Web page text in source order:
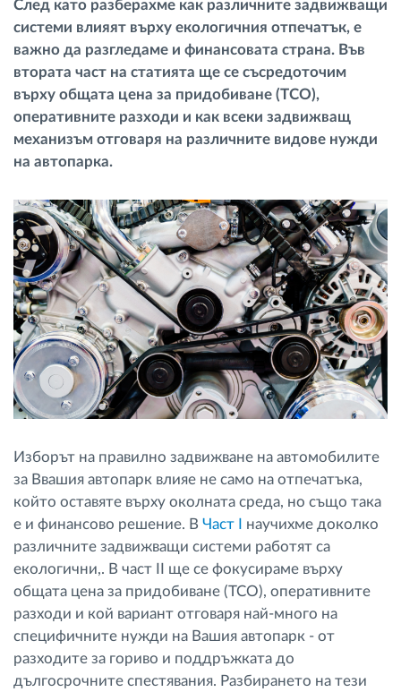
Планиране на маршрути и мониторинг
Автоматична идентификация на шофьора
Разберете за всички функционалности
Как отговаряме на нуждите на всяка
флота
Калкулатор за спестявания
След като разберахме как различните задвижващи
системи влияят върху екологичния отпечатък, е
важно да разгледаме и финансовата страна. Във
втората част на статията ще се съсредоточим
върху общата цена за придобиване (TCO),
оперативните разходи и как всеки задвижващ
механизъм отговаря на различните видове нужди
на автопарка.
Изборът на правилно задвижване на автомобилите
за Ввашия автопарк влияе не само на отпечатъка,
който оставяте върху околната среда, но също така
е и финансово решение. В Част I
научихме доколко
различните задвижващи системи работят са
екологични,. В част II ще се фокусираме върху
общата цена за придобиване (TCO), оперативните
разходи и кой вариант отговаря най-много на
специфичните нужди на Вашия автопарк - от
разходите за гориво и поддръжката до
дългосрочните спестявания. Разбирането на тези